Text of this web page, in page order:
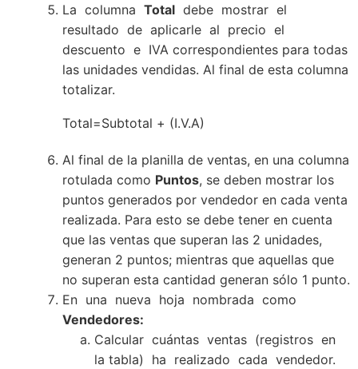
La columna Total debe mostrar el
resultado de aplicarle al precio el
descuento e IVA correspondientes para todas
las unidades vendidas. Al final de esta columna
totalizar.
Total=Subtotal + (I.V.A)
Al final de la planilla de ventas, en una columna
rotulada como Puntos, se deben mostrar los
puntos generados por vendedor en cada venta
realizada. Para esto se debe tener en cuenta
que las ventas que superan las 2 unidades,
generan 2 puntos; mientras que aquellas que
no superan esta cantidad generan sólo 1 punto.
En una nueva hoja nombrada como
Vendedores:
Calcular cuántas ventas (registros en
la tabla) ha realizado cada vendedor.